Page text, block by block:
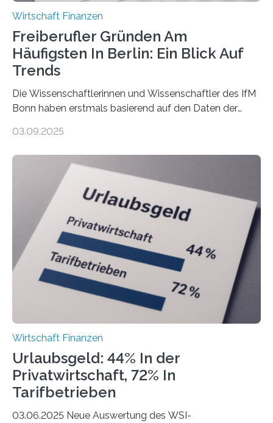
Wirtschaft Finanzen
Freiberufler Gründen Am
Häufigsten In Berlin: Ein Blick Auf
Trends
Die Wissenschaftlerinnen und Wissenschaftler des IfM
Bonn haben erstmals basierend auf den Daten der
Landkreise mit den meisten Gründungen von
ist demnach Berlin. Betrachtet man nur die Gründungen
der Freiberuflerinnen, so liegt Leipzig an der Spitze. In
Berlin starteten in 2024 die meisten Personen in eine
eigene freiberufliche Existenz, dahinter folgten die
Städte Hamburg, München und Köln. Betrachtet man
hingegen die Existenzgründungsintensität – die Anzahl
der freiberuflichen Gründungen je…
03.09.2025
Wirtschaft Finanzen
Urlaubsgeld: 44% In der
Privatwirtschaft, 72% In
Tarifbetrieben
03.06.2025 Neue Auswertung des WSI-